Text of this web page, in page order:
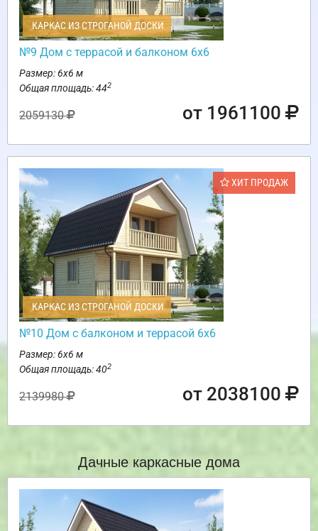
КАРКАС ИЗ СТРОГАНОЙ ДОСКИ
№9 Дом с террасой и балконом 6х6
Размер: 6х6 м
Общая площадь: 442
2059130 от 1961100
ХИТ ПРОДАЖ
КАРКАС ИЗ СТРОГАНОЙ ДОСКИ
№10 Дом с балконом и террасой 6х6
Размер: 6х6 м
Общая площадь: 402
2139980 от 2038100
Дачные каркасные дома